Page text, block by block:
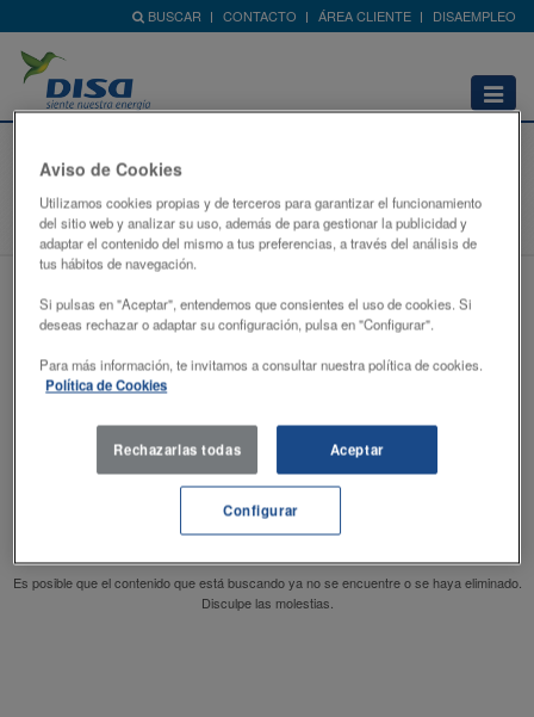
BUSCAR CONTACTO ÁREA CLIENTE DISAEMPLEO
Abrir
menú
Contenido no encontrado
Home
404
Es posible que el contenido que está buscando ya no se encuentre o se haya eliminado.
Disculpe las molestias.
Aviso de Cookies
Utilizamos cookies propias y de terceros para garantizar el funcionamiento
del sitio web y analizar su uso, además de para gestionar la publicidad y
adaptar el contenido del mismo a tus preferencias, a través del análisis de
tus hábitos de navegación.
Si pulsas en "Aceptar", entendemos que consientes el uso de cookies. Si
deseas rechazar o adaptar su configuración, pulsa en "Configurar".
Para más información, te invitamos a consultar nuestra política de cookies.
Política de Cookies
Rechazarlas todas Aceptar
Configurar